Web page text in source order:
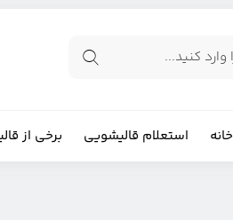
خانه استعلام قالیشویی برخی از